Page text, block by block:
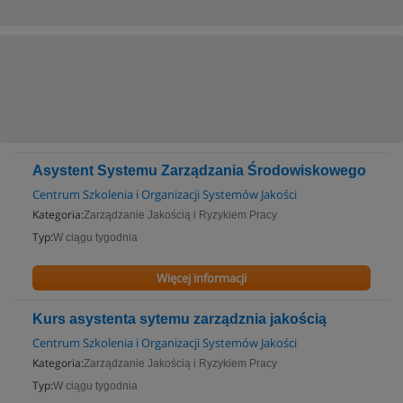
Asystent Systemu Zarządzania Środowiskowego
Centrum Szkolenia i Organizacji Systemów Jakości
Kategoria:Zarządzanie Jakością i Ryzykiem Pracy
Typ:W ciągu tygodnia
Więcej informacji
Kurs asystenta sytemu zarządznia jakością
Centrum Szkolenia i Organizacji Systemów Jakości
Kategoria:Zarządzanie Jakością i Ryzykiem Pracy
Typ:W ciągu tygodnia